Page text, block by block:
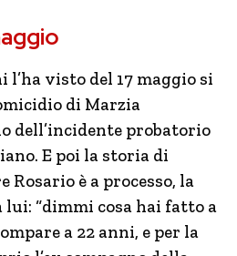
visto del 17 maggio si
di Marzia
dell’incidente probatorio
E poi la storia di
Rosario è a processo, la
“dimmi cosa hai fatto a
a 22 anni, e per la